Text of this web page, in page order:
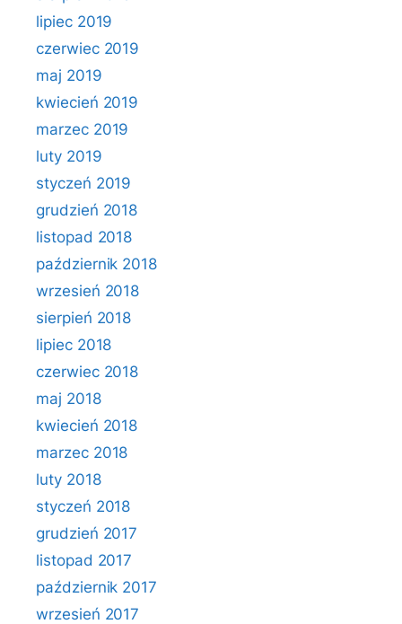
lipiec 2019
czerwiec 2019
maj 2019
kwiecień 2019
marzec 2019
luty 2019
styczeń 2019
grudzień 2018
listopad 2018
październik 2018
wrzesień 2018
sierpień 2018
lipiec 2018
czerwiec 2018
maj 2018
kwiecień 2018
marzec 2018
luty 2018
styczeń 2018
grudzień 2017
listopad 2017
październik 2017
wrzesień 2017